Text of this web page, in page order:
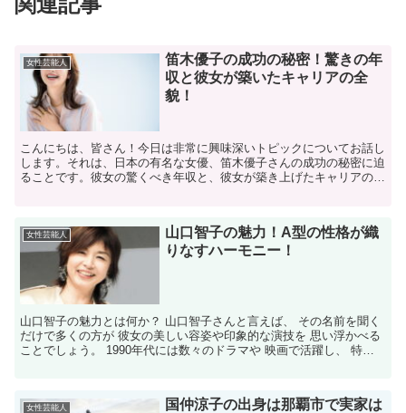
女性芸能人
笛木優子の成功の秘密！驚きの年
収と彼女が築いたキャリアの全
貌！
こんにちは、皆さん！今日は非常に興味深いトピックについてお話し
します。それは、日本の有名な女優、笛木優子さんの成功の秘密に迫
ることです。彼女の驚くべき年収と、彼女が築き上げたキャリアの全
女性芸能人
山口智子の魅力！A型の性格が織
りなすハーモニー！
山口智子の魅力とは何か？ 山口智子さんと言えば、 その名前を聞く
だけで多くの方が 彼女の美しい容姿や印象的な演技を 思い浮かべる
ことでしょう。 1990年代には数々のドラマや 映画で活躍し、 特に
女性芸能人
国仲涼子の出身は那覇市で実家は